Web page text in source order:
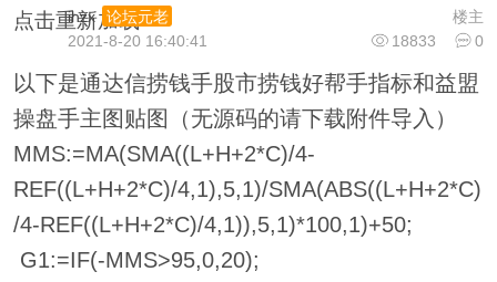
点击重新加载 楼主
ihzx
论坛元老
18833
0
2021-8-20 16:40:41
以下是通达信捞钱手股市捞钱好帮手指标和益盟
操盘手主图贴图（无源码的请下载附件导入）
MMS:=MA(SMA((L+H+2*C)/4-
REF((L+H+2*C)/4,1),5,1)/SMA(ABS((L+H+2*C)
/4-REF((L+H+2*C)/4,1)),5,1)*100,1)+50;
G1:=IF(-MMS>95,0,20);